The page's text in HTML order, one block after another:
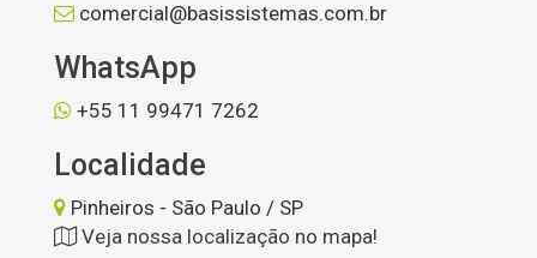
comercial@basissistemas.com.br
WhatsApp
+55 11 99471 7262
Localidade
Pinheiros - São Paulo / SP
Veja nossa localização no mapa!